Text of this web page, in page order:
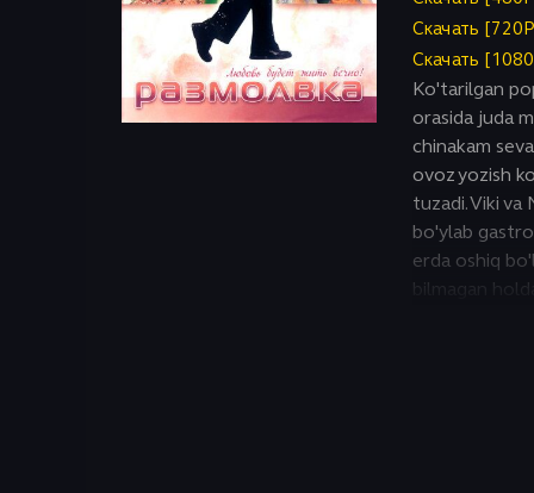
Скачать
Скачать
Ko'tarilgan
orasida juda
chinakam
ovoz yozish
tuzadi. Viki va
bo'ylab
erda oshiq